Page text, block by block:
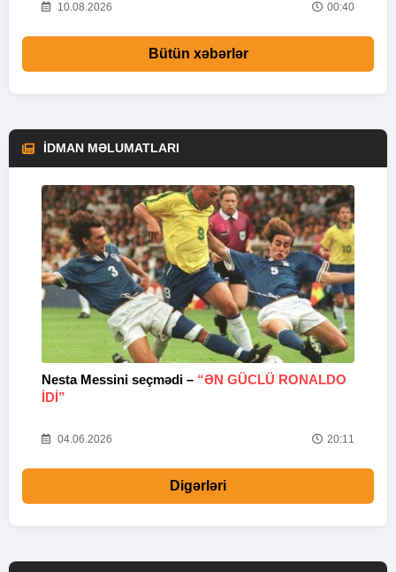
10.08.2026 00:40
Bütün xəbərlər
İDMAN MƏLUMATLARI
Nesta Messini seçmədi – “ƏN GÜCLÜ RONALDO
IDI”
04.06.2026 20:11
Digərləri